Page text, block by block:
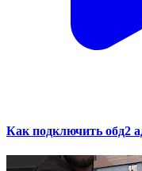
Как подключить обд2